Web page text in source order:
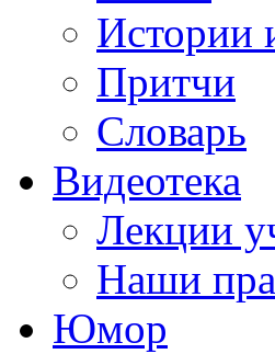
Притчи
Словарь
Видеотека
Лекции
Наши
Юмор